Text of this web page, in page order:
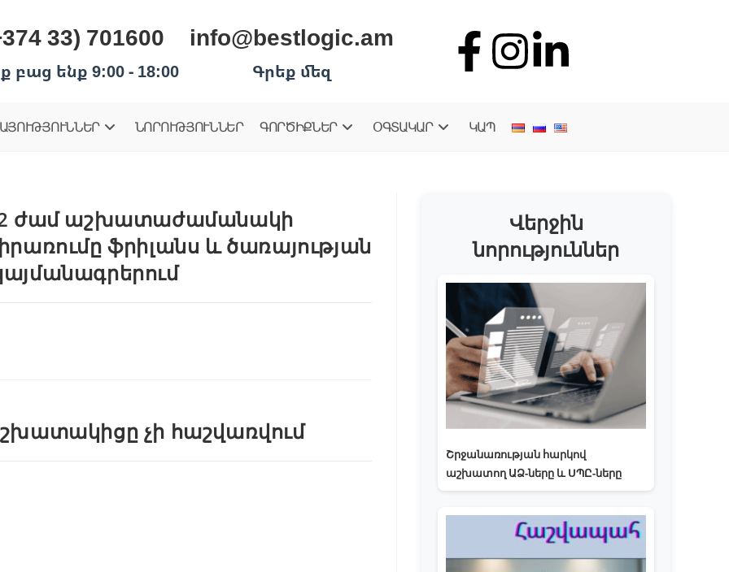
33) 701600
բաց ենք 9:00 - 18:00
info@bestlogic.am
Գրեք մեզ
ՆՈՐՈՒԹՅՈՒՆՆԵՐ ԳՈՐԾԻՔՆԵՐ ՕԳՏԱԿԱՐ ԿԱՊ
ժամ աշխատաժամանակի
ֆրիլանս և ծառայության
չի հաշվառվում
Վերջին
նորություններ
Շրջանառության հարկով
աշխատող ԱՁ-ները և ՍՊԸ-ները